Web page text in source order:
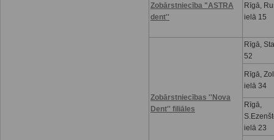
Zobārstniecība "ASTRA
dent''
Rīgā,
ielā 15
Zobārstniecības ''Nova
Dent'' filiāles
Rīgā,
52
Rīgā,
ielā 34
Rīgā,
ielā 23